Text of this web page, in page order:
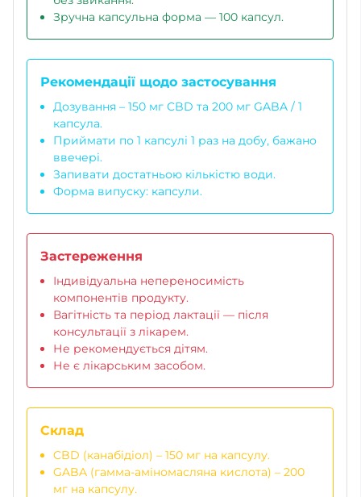
Зручна капсульна форма — 100 капсул.
Рекомендації щодо застосування
Дозування – 150 мг CBD та 200 мг GABA / 1
капсула.
Приймати по 1 капсулі 1 раз на добу, бажано
ввечері.
Запивати достатньою кількістю води.
Форма випуску: капсули.
Застереження
Індивідуальна непереносимість
компонентів продукту.
Вагітність та період лактації — після
консультації з лікарем.
Не рекомендується дітям.
Не є лікарським засобом.
Склад
CBD (канабідіол) – 150 мг на капсулу.
GABA (гамма-аміномасляна кислота) – 200
мг на капсулу.